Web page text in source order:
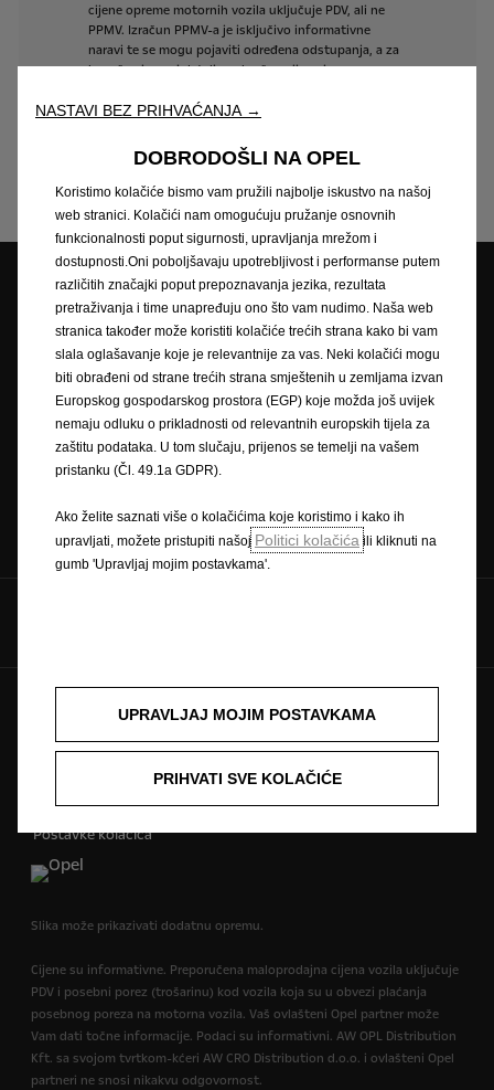
cijene opreme motornih vozila uključuje PDV, ali ne
PPMV. Izračun PPMV-a je isključivo informativne
naravi te se mogu pojaviti određena odstupanja, a za
konačan iznos i detaljan obračun cijena i poreza
informativne naravi. WAE CEE Kft. i ovlašteni
ne snose nikakvu odgovornost.
Opel partneri Zatražite ponudu
Zatražite testnu vožnju Naručivanje na servis
Konfigurator Cjenici
Pravilnik o zaštiti privatnosti
Politika kolačića
Zaštitni znak i autorska prava
Homologacija vozila
Opel u svijetu
Izjave o sukladnosti
Kontakt
Tehničke informacije
Postavke kolačića
Slika može prikazivati dodatnu opremu.
Cijene su informativne. Preporučena maloprodajna cijena vozila uključuje
PDV i posebni porez (trošarinu) kod vozila koja su u obvezi plaćanja
posebnog poreza na motorna vozila. Vaš ovlašteni Opel partner može
Vam dati točne informacije. Podaci su informativni. AW OPL Distribution
Kft. sa svojom tvrtkom-kćeri AW CRO Distribution d.o.o. i ovlašteni Opel
partneri ne snosi nikakvu odgovornost.
NASTAVI BEZ PRIHVAĆANJA →
DOBRODOŠLI NA OPEL
Koristimo kolačiće bismo vam pružili najbolje iskustvo na našoj
web stranici. Kolačići nam omogućuju pružanje osnovnih
funkcionalnosti poput sigurnosti, upravljanja mrežom i
dostupnosti.Oni poboljšavaju upotrebljivost i performanse putem
različitih značajki poput prepoznavanja jezika, rezultata
pretraživanja i time unapređuju ono što vam nudimo. Naša web
stranica također može koristiti kolačiće trećih strana kako bi vam
slala oglašavanje koje je relevantnije za vas. Neki kolačići mogu
biti obrađeni od strane trećih strana smještenih u zemljama izvan
Europskog gospodarskog prostora (EGP) koje možda još uvijek
nemaju odluku o prikladnosti od relevantnih europskih tijela za
zaštitu podataka. U tom slučaju, prijenos se temelji na vašem
pristanku (Čl. 49.1a GDPR).
Ako želite saznati više o kolačićima koje koristimo i kako ih
upravljati, možete pristupiti našoj Politici kolačića ili kliknuti na
gumb 'Upravljaj mojim postavkama'.
UPRAVLJAJ MOJIM POSTAVKAMA
PRIHVATI SVE KOLAČIĆE